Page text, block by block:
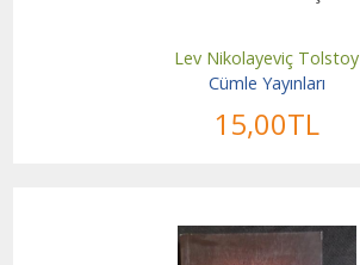
Lev Nikolayeviç Tolstoy
Cümle Yayınları
15,00TL